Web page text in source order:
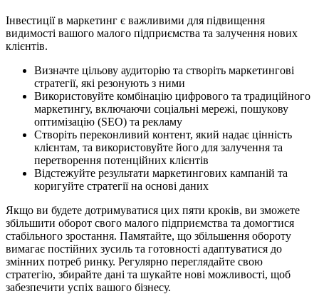
Інвестиції в маркетинг є важливими для підвищення
видимості вашого малого підприємства та залучення нових
клієнтів.
Визначте цільову аудиторію та створіть маркетингові
стратегії, які резонують з ними
Використовуйте комбінацію цифрового та традиційного
маркетингу, включаючи соціальні мережі, пошукову
оптимізацію (SEO) та рекламу
Створіть переконливий контент, який надає цінність
клієнтам, та використовуйте його для залучення та
перетворення потенційних клієнтів
Відстежуйте результати маркетингових кампаній та
коригуйте стратегії на основі даних
Якщо ви будете дотримуватися цих пяти кроків, ви зможете
збільшити оборот свого малого підприємства та домогтися
стабільного зростання. Памятайте, що збільшення обороту
вимагає постійних зусиль та готовності адаптуватися до
змінних потреб ринку. Регулярно переглядайте свою
стратегію, збирайте дані та шукайте нові можливості, щоб
забезпечити успіх вашого бізнесу.